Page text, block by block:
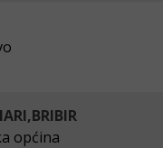
općina